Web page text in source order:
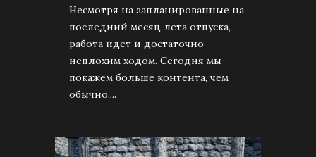
Несмотря на запланированные на
последний месяц лета отпуска,
работа идет и достаточно
неплохим ходом. Сегодня мы
покажем больше контента, чем
обычно,...